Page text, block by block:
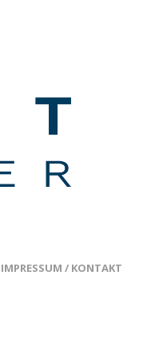
IMPRESSUM / KONTAKT